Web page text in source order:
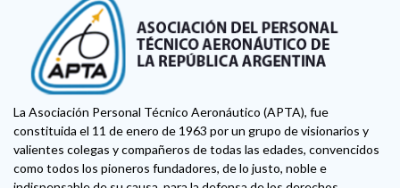
La Asociación Personal Técnico Aeronáutico (APTA), fue
constituida el 11 de enero de 1963 por un grupo de visionarios y
valientes colegas y compañeros de todas las edades, convencidos
como todos los pioneros fundadores, de lo justo, noble e